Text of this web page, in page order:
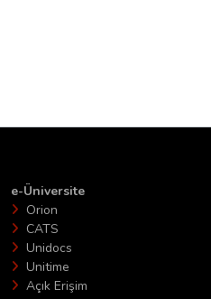
e-Üniversite
Orion
CATS
Unidocs
Unitime
Açık Erişim